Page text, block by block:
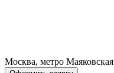
Москва, метро Маяковская